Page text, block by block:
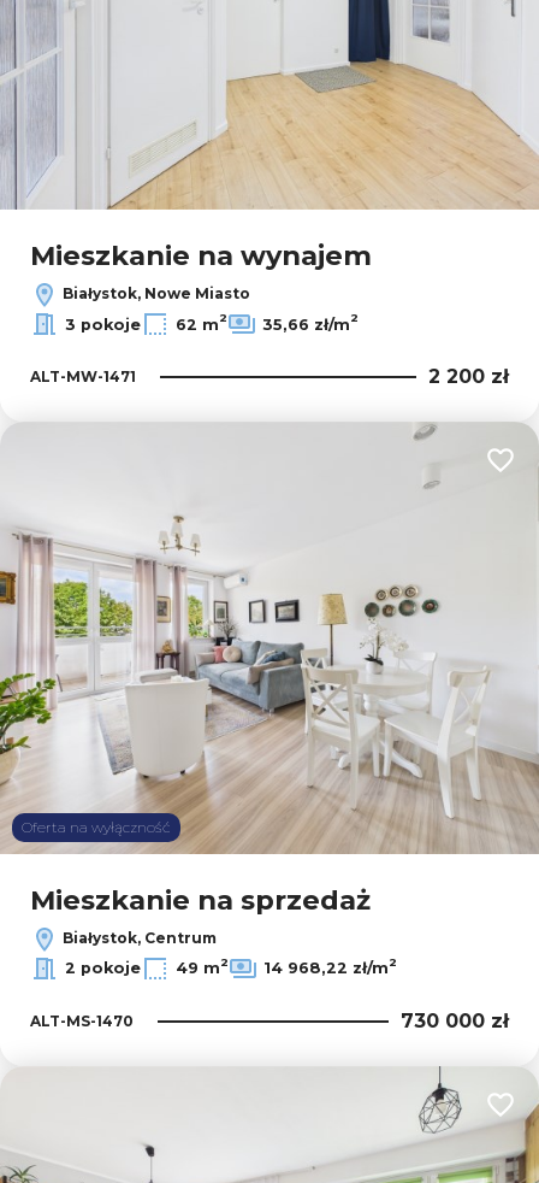
Mieszkanie na wynajem
Białystok, Nowe Miasto
3 pokoje
62 m2 35,66 zł/m2
ALT-MW-1471 2 200 zł
Oferta na wyłączność
Mieszkanie na sprzedaż
Białystok, Centrum
2 pokoje
49 m2 14 968,22 zł/m2
ALT-MS-1470 730 000 zł